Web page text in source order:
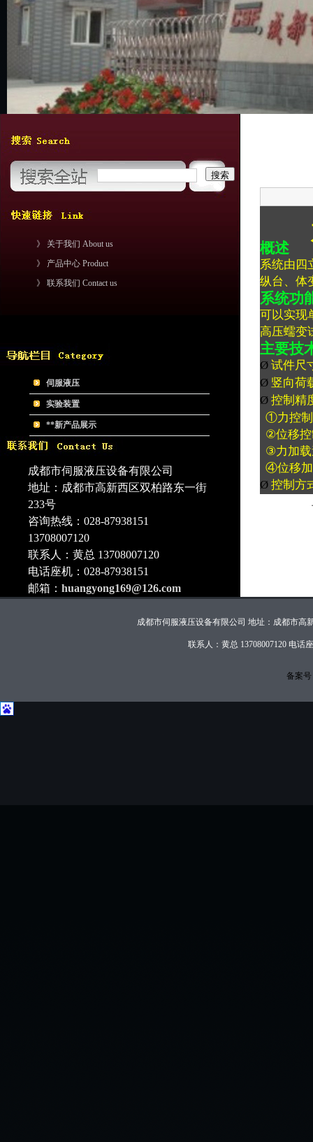
》 关于我们 About us
》 产品中心 Product
》 联系我们 Contact us
伺服液压
实验装置
**新产品展示
成都市伺服液压设备有限公司
地址：成都市高新西区双柏路东一街
233号
咨询热线：028-87938151
13708007120
联系人：黄总 13708007120
电话座机：028-87938151
邮箱： huangyong169@126.com
概述
系统由四
纵台、体
系统功
可以实现
高压蠕变
主要技
Ø 试件尺
Ø 竖向荷
Ø 控制精
①力控
②位移控
③力加载
④位移
Ø 控制方
成都市伺服液压设备有限公司 地址：成都市高
联系人：黄总 13708007120 电话
备案号